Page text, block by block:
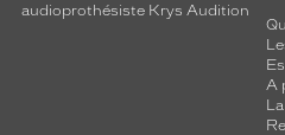
audioprothésiste Krys Audition
A